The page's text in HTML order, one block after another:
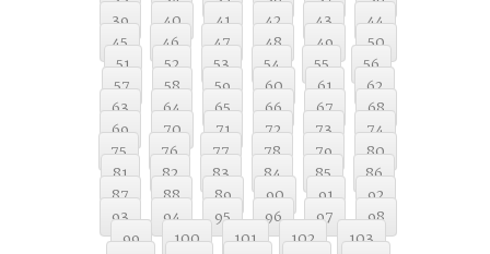
39
40 41 42 43
44
45
46 47 48 49
50
51
52 53 54 55
56
57
58 59 60 61
62
63
64 65 66 67
68
69
70 71 72 73
74
75
76 77 78 79
80
81
82 83 84 85
86
87
88 89 90 91
92
93
94 95 96 97
98
99
100 101 102
103